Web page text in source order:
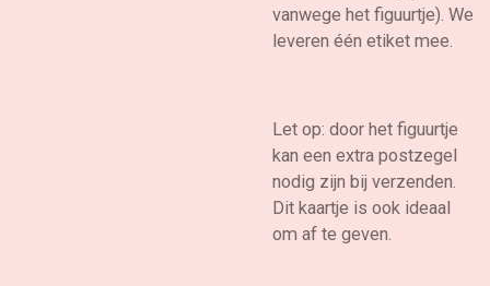
vanwege het figuurtje). We
leveren één etiket mee.
Let op: door het figuurtje
kan een extra postzegel
nodig zijn bij verzenden.
Dit kaartje is ook ideaal
om af te geven.